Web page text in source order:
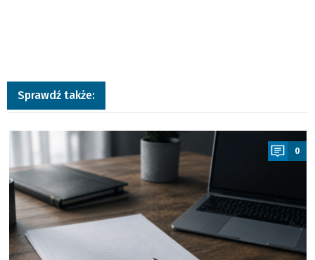
Sprawdź także:
a
0